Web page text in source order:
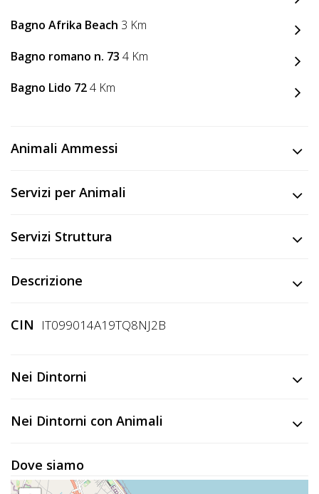
Bagno Afrika Beach 3 Km
Bagno romano n. 73 4 Km
Bagno Lido 724 Km
Animali Ammessi
Servizi per Animali
Servizi Struttura
Descrizione
CIN IT099014A19TQ8NJ2B
Nei Dintorni
Nei Dintorni con Animali
Dove siamo